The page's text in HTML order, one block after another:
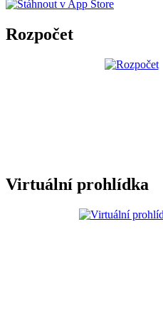
Rozpočet
Virtuální prohlídka